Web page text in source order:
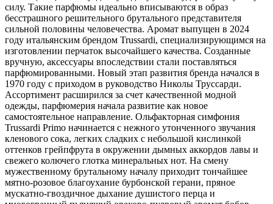
силу. Такие парфюмы идеально вписываются в образ
бесстрашного решительного брутального представителя
сильной половины человечества. Аромат выпущен в 2024
году итальянским брендом Trussardi, специализирующимся на
изготовлении перчаток высочайшего качества. Созданные
вручную, аксессуары впоследствии стали поставляться
парфюмированными. Новый этап развития бренда начался в
1970 году с приходом в руководство Николы Труссарди.
Ассортимент расширился за счет качественной модной
одежды, парфюмерия начала развитие как новое
самостоятельное направление. Ольфакторная симфония
Trussardi Primo начинается с нежного утонченного звучания
кленового сока, легких сладких с небольшой кислинкой
оттенков грейпфрута в окружении дымных аккордов лавы и
свежего колючего глотка минеральных нот. На смену
мужественному брутальному началу приходит тончайшее
мятно-розовое благоухание бурбонской герани, пряное
мускатно-гвоздичное дыхание душистого перца и